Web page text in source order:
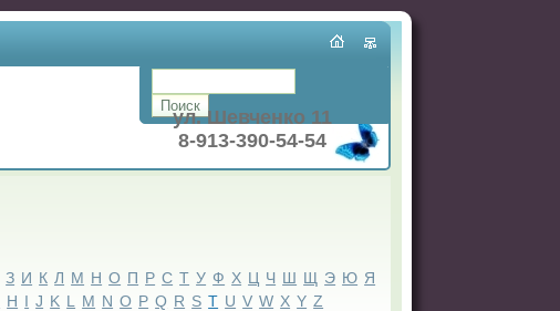
ул. Шевченко 11
8-913-390-54-54
З И К Л М Н О П Р С Т У Ф Х Ц Ч Ш Щ Э Ю Я
H I J K L M N O P Q R S T U V W X Y Z